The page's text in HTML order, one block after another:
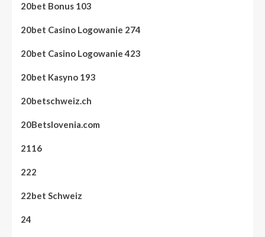
20bet Bonus 103
20bet Casino Logowanie 274
20bet Casino Logowanie 423
20bet Kasyno 193
20betschweiz.ch
20Betslovenia.com
2116
222
22bet Schweiz
24